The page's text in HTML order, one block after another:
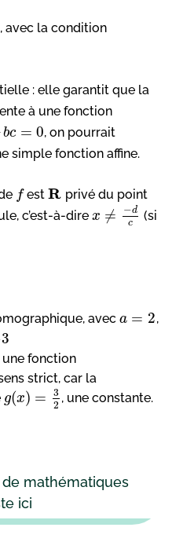
avec la condition
: elle garantit que la
à une fonction
bc = 0, on pourrait
simple fonction affine.
festR privé du point
c’est-à-dire x ≠ −d
c
(si
aveca = 2,
3
une fonction
strict, car la
g(x) =
3
2 , une constante.
mathématiques
ici